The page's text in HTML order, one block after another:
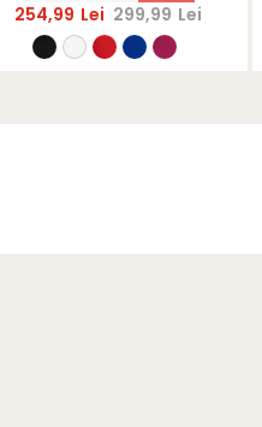
254,99 Lei 299,99 Lei